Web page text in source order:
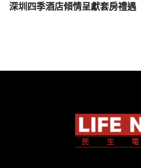
深圳四季酒店傾情呈獻套房禮遇